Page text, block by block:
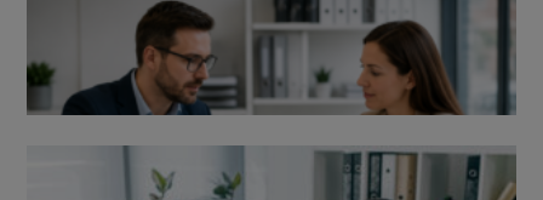
Výpověď ze zdravotních důvodů 2026 – průvodce pro
zaměstnavatele